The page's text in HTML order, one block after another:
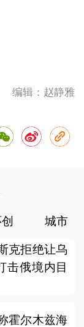
编辑：赵静雅
城市
克拒绝让乌
击俄境内目
霍尔木兹海